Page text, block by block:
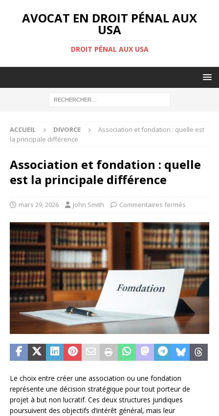
AVOCAT EN DROIT PÉNAL AUX
USA
DROIT PÉNAL AUX USA
ACCUEIL DIVORCE
Association et fondation : quelle est
la principale différence
Association et fondation : quelle
est la principale différence
mars 29, 2026 John Smith Commentaires fermés
Le choix entre créer une association ou une fondation
représente une décision stratégique pour tout porteur de
projet à but non lucratif. Ces deux structures juridiques
poursuivent des objectifs d’intérêt général, mais leur